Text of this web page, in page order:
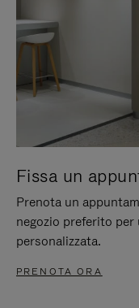
Fissa un
Prenota un
negozio preferito per
personalizzata.
PRENOTA ORA